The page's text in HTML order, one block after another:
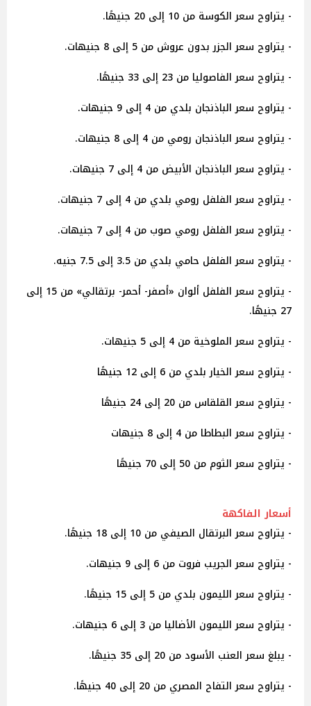
- يتراوح سعر الكوسة من 10 إلى 20 جنيهًا.
- يتراوح سعر الجزر بدون عروش من 5 إلى 8 جنيهات.
- يتراوح سعر الفاصوليا من 23 إلى 33 جنيهًا.
- يتراوح سعر الباذنجان بلدي من 4 إلى 9 جنيهات.
- يتراوح سعر الباذنجان رومي من 4 إلى 8 جنيهات.
- يتراوح سعر الباذنجان الأبيض من 4 إلى 7 جنيهات.
- يتراوح سعر الفلفل رومي بلدي من 4 إلى 7 جنيهات.
- يتراوح سعر الفلفل رومي صوب من 4 إلى 7 جنيهات.
- يتراوح سعر الفلفل حامي بلدي من 3.5 إلى 7.5 جنيه.
- يتراوح سعر الفلفل ألوان «أصفر- أحمر- برتقالي» من 15 إلى
27 جنيهًا.
- يتراوح سعر الملوخية من 4 إلى 5 جنيهات.
- يتراوح سعر الخيار بلدي من 6 إلى 12 جنيهًا
- يتراوح سعر القلقاس من 20 إلى 24 جنيهًا
- يتراوح سعر البطاطا من 4 إلى 8 جنيهات
- يتراوح سعر الثوم من 50 إلى 70 جنيهًا
أسعار الفاكهة
- يتراوح سعر البرتقال الصيفي من 10 إلى 18 جنيهًا.
- يتراوح سعر الجريب فروت من 6 إلى 9 جنيهات.
- يتراوح سعر الليمون بلدي من 5 إلى 15 جنيهًا.
- يتراوح سعر الليمون الأضاليا من 3 إلى 6 جنيهات.
- يبلغ سعر العنب الأسود من 20 إلى 35 جنيهًا.
- يتراوح سعر التفاح المصري من 20 إلى 40 جنيهًا.